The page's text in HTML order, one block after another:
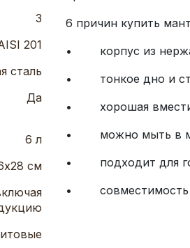
3
201
сталь
Да
6 л
см
•